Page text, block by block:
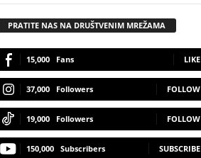
PRATITE NAS NA DRUŠTVENIM MREŽAMA
15,000 Fans LIKE
37,000 Followers FOLLOW
19,000 Followers FOLLOW
150,000 Subscribers SUBSCRIBE